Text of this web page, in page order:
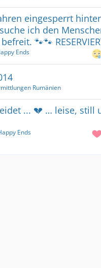
eingesperrt hinter
ich den
🐾🐾
Ends
Rumänien
... 💔 … leise, still
Ends